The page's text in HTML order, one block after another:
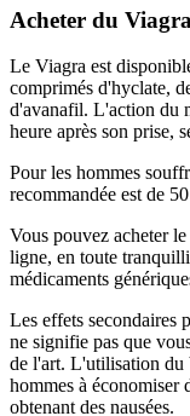
Acheter du
Le Viagra est
comprimés d'hyclate,
d'avanafil. L'action du
heure après son prise,
Pour les hommes
recommandée est de
Vous pouvez acheter
ligne, en toute
médicaments
Les effets secondaires
ne signifie pas que
de l'art. L'utilisation du
hommes à économiser
obtenant des nausées.